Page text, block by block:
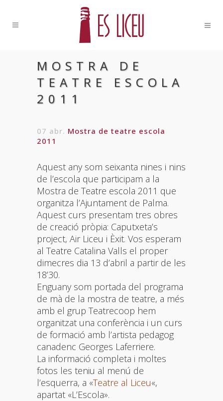
MOSTRA DE
TEATRE ESCOLA
2011
07 abr. Mostra de teatre escola
2011
Aquest any som seixanta nines i nins
de l’escola que participam a la
Mostra de Teatre escola 2011 que
organitza l’Ajuntament de Palma.
Aquest curs presentam tres obres
de creació pròpia: Caputxeta’s
project, Air Liceu i Èxit. Vos esperam
al Teatre Catalina Valls el proper
dimecres dia 13 d’abril a partir de les
18’30.
Enguany som portada del programa
de mà de la mostra de teatre, a més
amb el grup Teatrecoop hem
organitzat una conferència i un curs
de formació amb l’artista pedagog
canadenc Georges Laferriere.
La informació completa i moltes
fotos les teniu al menú de
l’esquerra, a «Teatre al Liceu«,
apartat «L’Escola».